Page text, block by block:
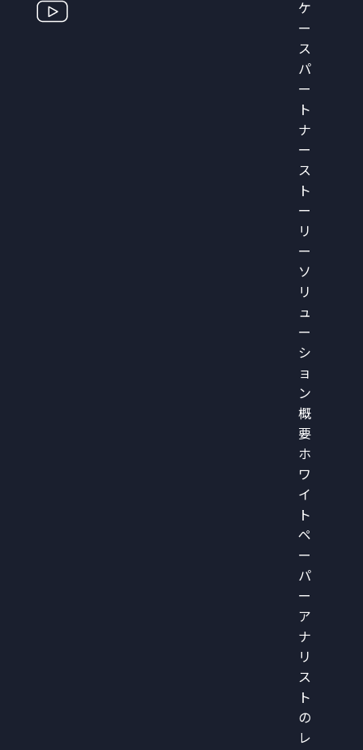
ケ
ー
ス
パ
ー
ト
ナ
ー
ス
ト
ー
リ
ー
ソ
リ
ュ
ー
シ
ョ
ン
概
要
ホ
ワ
イ
ト
ペ
ー
パ
ー
ア
ナ
リ
ス
ト
の
レ